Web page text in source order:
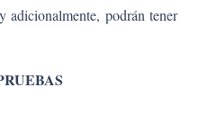
podrán tener